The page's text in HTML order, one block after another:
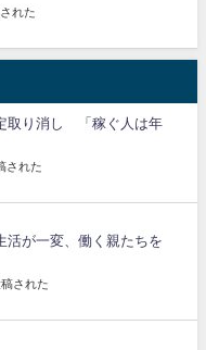
れた
取り消し 「稼ぐ人は年
された
活が一変、働く親たちを
された